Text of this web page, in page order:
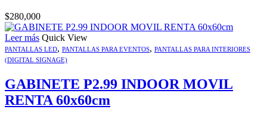
$280,000
Leer más Quick View
PANTALLAS LED, PANTALLAS PARA EVENTOS, PANTALLAS PARA INTERIORES
(DIGITAL SIGNAGE)
GABINETE P2.99 INDOOR MOVIL
RENTA 60x60cm